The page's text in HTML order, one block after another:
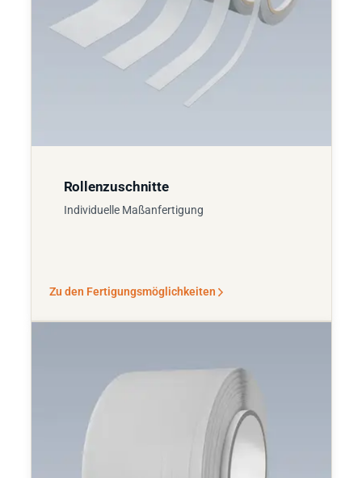
Rollenzuschnitte
Individuelle Maßanfertigung
Zu den Fertigungsmöglichkeiten